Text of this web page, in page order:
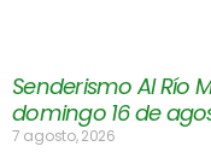
Senderismo Al Río
domingo 16 de
7 agosto, 2026